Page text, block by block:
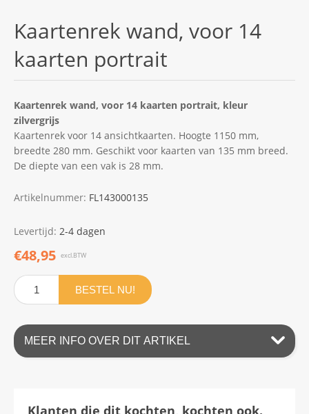
Kaartenrek wand, voor 14
kaarten portrait
Kaartenrek wand, voor 14 kaarten portrait, kleur
zilvergrijs
Kaartenrek voor 14 ansichtkaarten. Hoogte 1150 mm,
breedte 280 mm. Geschikt voor kaarten van 135 mm breed.
De diepte van een vak is 28 mm.
Artikelnummer: FL143000135
Levertijd: 2-4 dagen
€48,95 excl.BTW
BESTEL NU!
MEER INFO OVER DIT ARTIKEL
Klanten die dit kochten, kochten ook.